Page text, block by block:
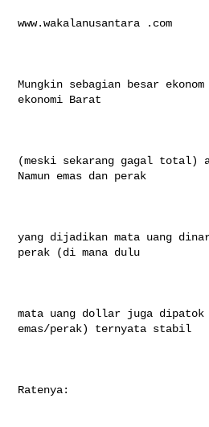
www.wakalanusantara .com
Mungkin sebagian besar
ekonomi Barat
(meski sekarang gagal total)
Namun emas dan perak
yang dijadikan mata uang
perak (di mana dulu
mata uang dollar juga
emas/perak) ternyata stabil
Ratenya: